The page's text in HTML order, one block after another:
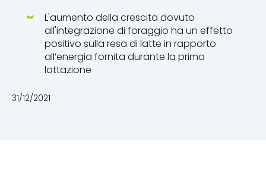
L'aumento della crescita dovuto
all'integrazione di foraggio ha un effetto
positivo sulla resa di latte in rapporto
all’energia fornita durante la prima
lattazione
31/12/2021